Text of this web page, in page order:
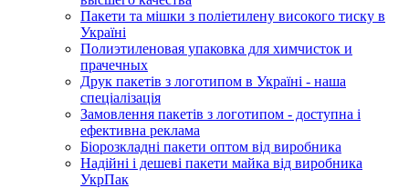
Пакети та мішки з поліетилену високого тиску в
Україні
Полиэтиленовая упаковка для химчисток и
прачечных
Друк пакетів з логотипом в Україні - наша
спеціалізація
Замовлення пакетів з логотипом - доступна і
ефективна реклама
Біорозкладні пакети оптом від виробника
Надійні і дешеві пакети майка від виробника
УкрПак